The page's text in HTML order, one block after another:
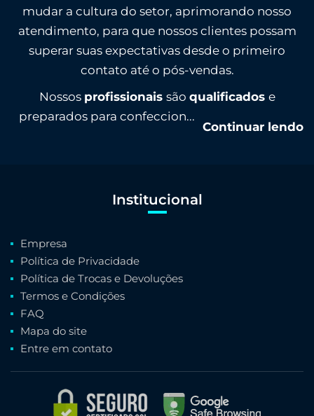
mudar a cultura do setor, aprimorando nosso
atendimento, para que nossos clientes possam
superar suas expectativas desde o primeiro
contato até o pós-vendas.
Nossos profissionais são qualificados e
preparados para confeccion...
Continuar lendo
Institucional
Empresa
Política de Privacidade
Política de Trocas e Devoluções
Termos e Condições
FAQ
Mapa do site
Entre em contato